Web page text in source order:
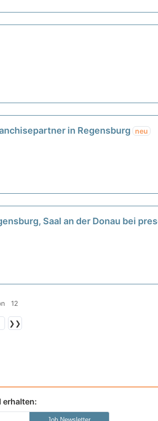
in Regensburg neu
Saal an der Donau bei
12
❯❯
erhalten: